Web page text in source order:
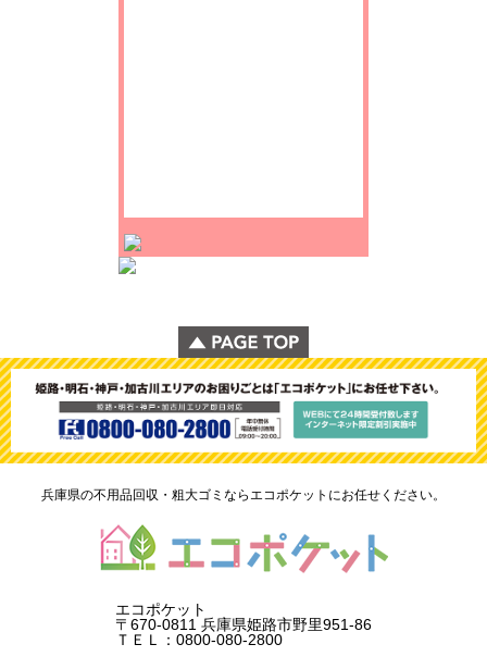
兵庫県の不用品回収・粗大ゴミならエコポケットにお任せください。
エコポケット
〒670-0811 兵庫県姫路市野里951-86
ＴＥＬ：0800-080-2800